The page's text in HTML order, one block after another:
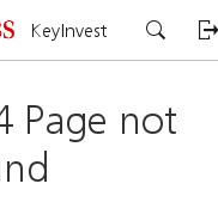
KeyInvest
Page not